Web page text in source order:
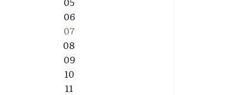
06
07
08
09
10
11